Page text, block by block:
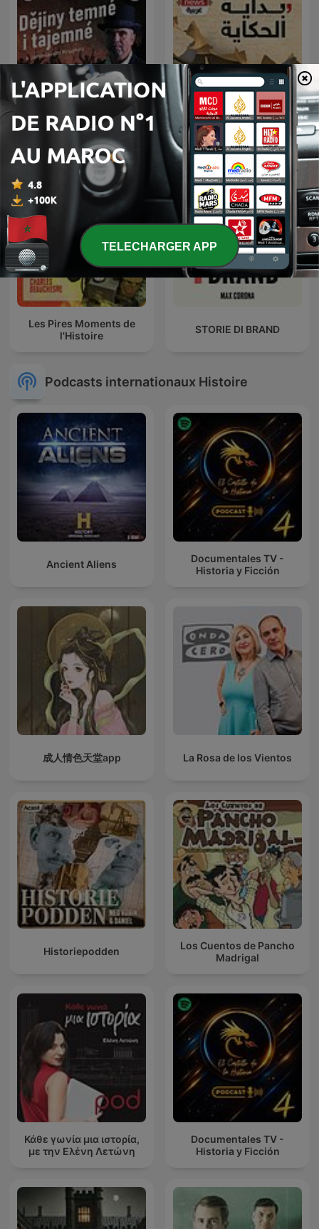
Tajemné dějiny بداية الحكاية
Les Pires Moments de
l'Histoire
STORIE DI BRAND
Podcasts internationaux Histoire
Ancient Aliens
Documentales TV -
Historia y Ficción
成人情色天堂app La Rosa de los Vientos
Historiepodden
Los Cuentos de Pancho
Madrigal
Κάθε γωνία μια ιστορία,
με την Ελένη Λετώνη
Documentales TV -
Historia y Ficción
TELECHARGER APP